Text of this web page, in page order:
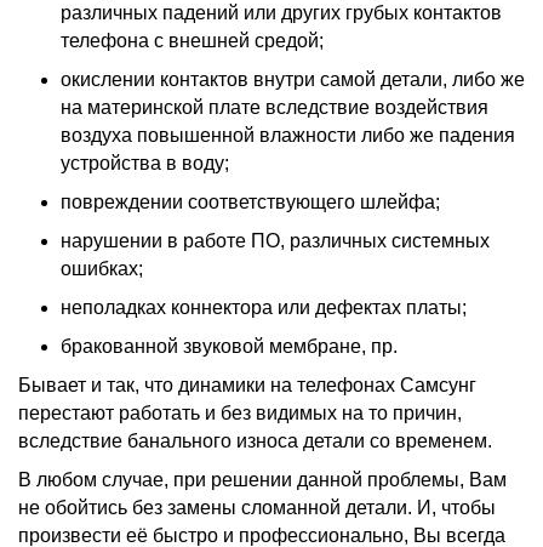
различных падений или других грубых контактов
телефона с внешней средой;
окислении контактов внутри самой детали, либо же
на материнской плате вследствие воздействия
воздуха повышенной влажности либо же падения
устройства в воду;
повреждении соответствующего шлейфа;
нарушении в работе ПО, различных системных
ошибках;
неполадках коннектора или дефектах платы;
бракованной звуковой мембране, пр.
Бывает и так, что динамики на телефонах Самсунг
перестают работать и без видимых на то причин,
вследствие банального износа детали со временем.
В любом случае, при решении данной проблемы, Вам
не обойтись без замены сломанной детали. И, чтобы
произвести её быстро и профессионально, Вы всегда